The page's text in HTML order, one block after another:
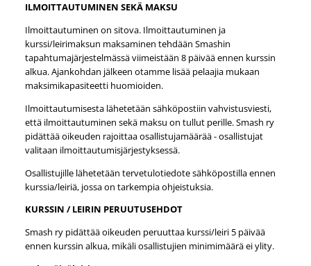
ILMOITTAUTUMINEN SEKÄ MAKSU
Ilmoittautuminen on sitova. Ilmoittautuminen ja
kurssi/leirimaksun maksaminen tehdään Smashin
tapahtumajärjestelmässä viimeistään 8 päivää ennen kurssin
alkua. Ajankohdan jälkeen otamme lisää pelaajia mukaan
maksimikapasiteetti huomioiden.
Ilmoittautumisesta lähetetään sähköpostiin vahvistusviesti,
että ilmoittautuminen sekä maksu on tullut perille. Smash ry
pidättää oikeuden rajoittaa osallistujamäärää - osallistujat
valitaan ilmoittautumisjärjestyksessä.
Osallistujille lähetetään tervetulotiedote sähköpostilla ennen
kurssia/leiriä, jossa on tarkempia ohjeistuksia.
KURSSIN / LEIRIN PERUUTUSEHDOT
Smash ry pidättää oikeuden peruuttaa kurssi/leiri 5 päivää
ennen kurssin alkua, mikäli osallistujien minimimäärä ei ylity.